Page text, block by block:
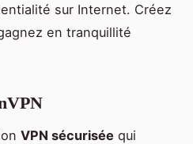
sur Internet. Créez
en tranquillité
VPN sécurisée qui